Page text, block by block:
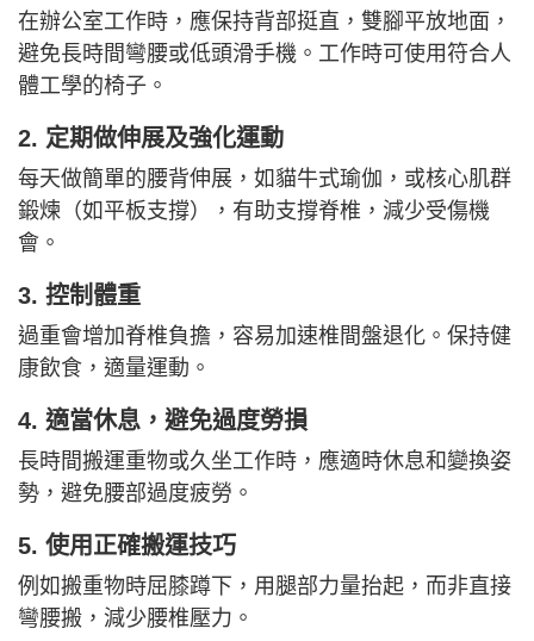
在辦公室工作時，應保持背部挺直，雙腳平放地面，
避免長時間彎腰或低頭滑手機。工作時可使用符合人
體工學的椅子。
2. 定期做伸展及強化運動
每天做簡單的腰背伸展，如貓牛式瑜伽，或核心肌群
鍛煉（如平板支撐），有助支撐脊椎，減少受傷機
會。
3. 控制體重
過重會增加脊椎負擔，容易加速椎間盤退化。保持健
康飲食，適量運動。
4. 適當休息，避免過度勞損
長時間搬運重物或久坐工作時，應適時休息和變換姿
勢，避免腰部過度疲勞。
5. 使用正確搬運技巧
例如搬重物時屈膝蹲下，用腿部力量抬起，而非直接
彎腰搬，減少腰椎壓力。